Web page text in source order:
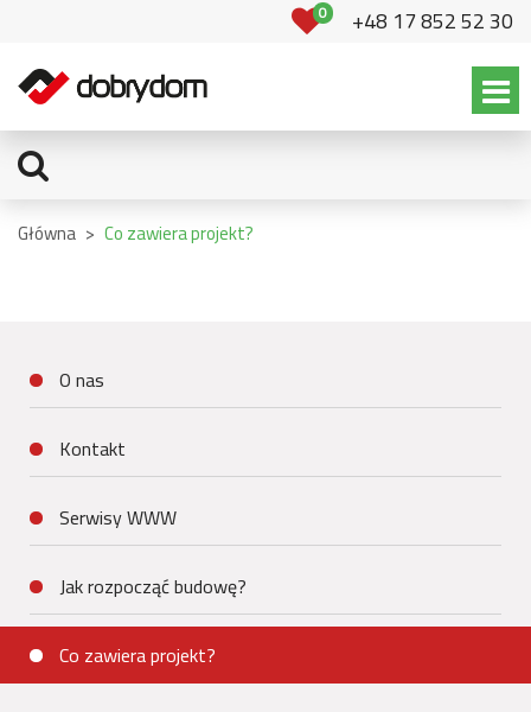
0 +48 17 852 52 30
Główna > Co zawiera projekt?
O nas
Kontakt
Serwisy WWW
Jak rozpocząć budowę?
Co zawiera projekt?